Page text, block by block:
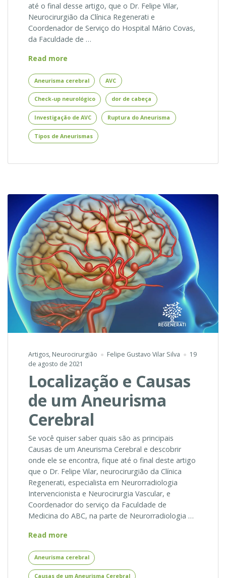
até o final desse artigo, que o Dr. Felipe Vilar,
Neurocirurgião da Clínica Regenerati e
Coordenador de Serviço do Hospital Mário Covas,
da Faculdade de …
Read more
–
Etiologia
Aneurisma cerebral AVC
Check-up neurológico dor de cabeça
Investigação de AVC Ruptura do Aneurisma
Tipos de Aneurismas
Artigos, Neurocirurgião Felipe Gustavo Vilar Silva
19
de agosto de 2021
Localização e Causas
de um Aneurisma
Cerebral
Se você quiser saber quais são as principais
Causas de um Aneurisma Cerebral e descobrir
onde ele se encontra, fique até o final deste artigo
que o Dr. Felipe Vilar, neurocirurgião da Clínica
Regenerati, especialista em Neurorradiologia
Intervencionista e Neurocirurgia Vascular, e
Coordenador do serviço da Faculdade de
Medicina do ABC, na parte de Neurorradiologia …
Read more
Causas
de
Aneurisma cerebral
Causas de um Aneurisma Cerebral